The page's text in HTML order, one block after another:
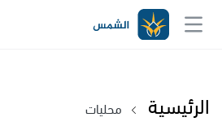
الرئيسية محليات